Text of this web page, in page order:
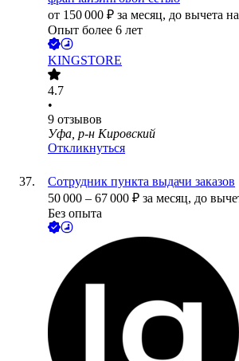
от 150 000 ₽ за месяц, до вычета
Опыт более 6 лет
KINGSTORE
4.7
•
9 отзывов
Уфа, р-н Кировский
Откликнуться
Сотрудник пункта выдачи заказов
50 000 – 67 000 ₽ за месяц, до
Без опыта